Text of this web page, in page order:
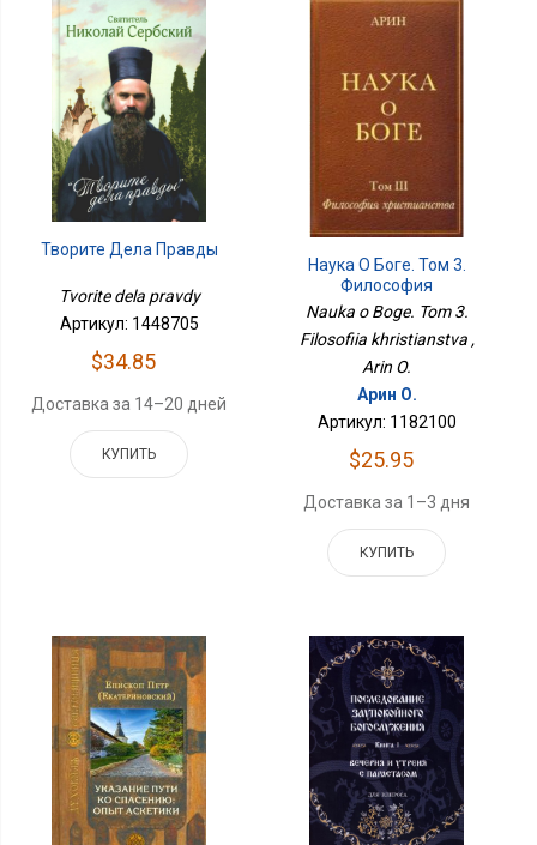
Творите Дела Правды
Tvorite dela pravdy
Артикул: 1448705
$34.85
Доставка за 14–20 дней
КУПИТЬ
Наука О Боге. Том 3.
Философия
Христианства
Nauka o Boge. Tom 3.
Filosofiia khristianstva ,
Arin O.
Арин О.
Артикул: 1182100
$25.95
Доставка за 1–3 дня
КУПИТЬ